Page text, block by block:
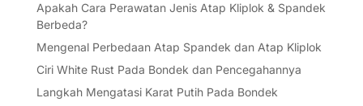
Apakah Cara Perawatan Jenis Atap Kliplok & Spandek
Berbeda?
Mengenal Perbedaan Atap Spandek dan Atap Kliplok
Ciri White Rust Pada Bondek dan Pencegahannya
Langkah Mengatasi Karat Putih Pada Bondek